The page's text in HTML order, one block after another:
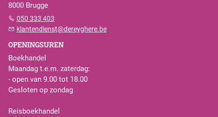
8000 Brugge
050 333 403
klantendienst@dereyghere.be
OPENINGSUREN
Boekhandel
Maandag t.e.m. zaterdag:
- open van 9.00 tot 18.00
Gesloten op zondag
Reisboekhandel